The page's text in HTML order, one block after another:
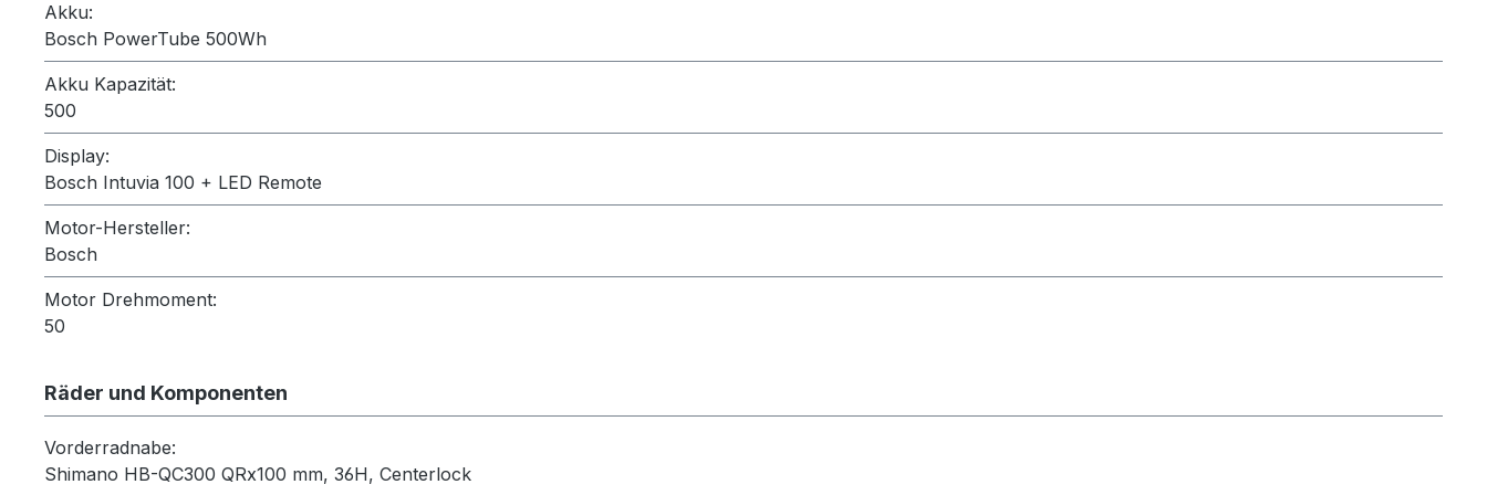
Akku:
Bosch PowerTube 500Wh
Akku Kapazität:
500
Display:
Bosch Intuvia 100 + LED Remote
Motor-Hersteller:
Bosch
Motor Drehmoment:
50
Räder und Komponenten
Vorderradnabe:
Shimano HB-QC300 QRx100 mm, 36H, Centerlock